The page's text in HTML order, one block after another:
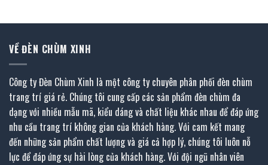
VỀ ĐÈN CHÙM XINH
Công ty Đèn Chùm Xinh là một công ty chuyên phân phối đèn chùm
trang trí giá rẻ. Chúng tôi cung cấp các sản phẩm đèn chùm đa
dạng với nhiều mẫu mã, kiểu dáng và chất liệu khác nhau để đáp ứng
nhu cầu trang trí không gian của khách hàng. Với cam kết mang
đến những sản phẩm chất lượng và giá cả hợp lý, chúng tôi luôn nỗ
lực để đáp ứng sự hài lòng của khách hàng. Với đội ngũ nhân viên